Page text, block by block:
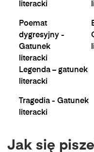
literacki
Poemat
dygresyjny -
Gatunek
literacki
Legenda – gatunek
literacki
Tragedia - Gatunek
literacki
Jak się